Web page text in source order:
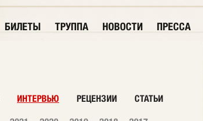
БИЛЕТЫ ТРУППА НОВОСТИ ПРЕССА
ИНТЕРВЬЮ РЕЦЕНЗИИ СТАТЬИ